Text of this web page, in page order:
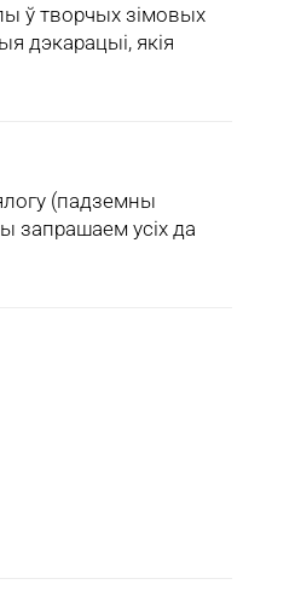
ў творчых зімовых
дэкарацыі, якія
(падземны
запрашаем усіх да